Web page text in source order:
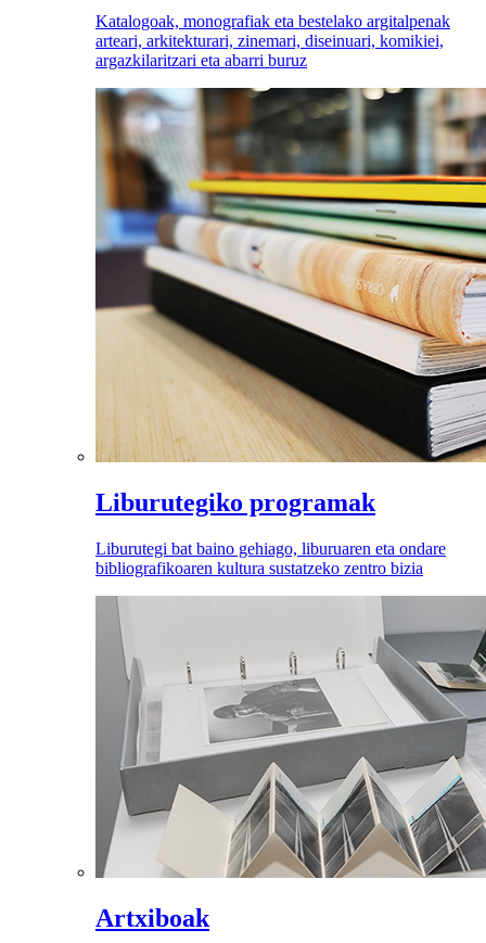
Katalogoak, monografiak eta bestelako argitalpenak
arteari, arkitekturari, zinemari, diseinuari, komikiei,
argazkilaritzari eta abarri buruz
Liburutegiko programak
Liburutegi bat baino gehiago, liburuaren eta ondare
bibliografikoaren kultura sustatzeko zentro bizia
Artxiboak